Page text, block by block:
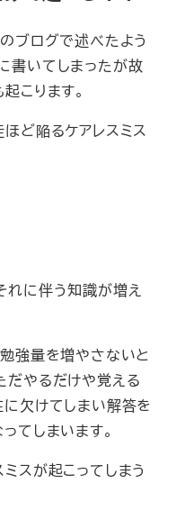
ブログで述べたよう
書いてしまったが故
こります。
ど陥るケアレスミス
れに伴う知識が増え
強量を増やさないと
だやるだけや覚える
欠けてしまい解答を
てしまいます。
スが起こってしまう